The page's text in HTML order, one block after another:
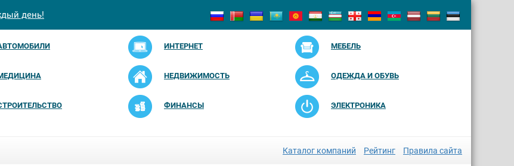
день!
ИНТЕРНЕТ МЕБЕЛЬ
НЕДВИЖИМОСТЬ ОДЕЖДА И ОБУВЬ
ФИНАНСЫ ЭЛЕКТРОНИКА
Каталог компаний Рейтинг Правила сайта